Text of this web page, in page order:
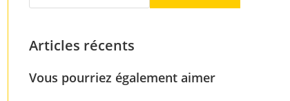
Articles récents
Vous pourriez également aimer